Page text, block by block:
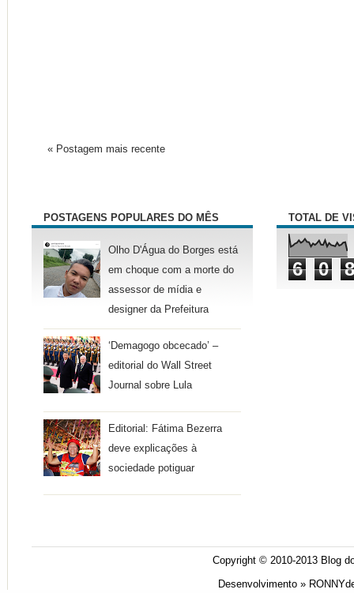
« Postagem mais recente
POSTAGENS POPULARES DO MÊS
Olho D'Água do Borges está
em choque com a morte do
assessor de mídia e
designer da Prefeitura
‘Demagogo obcecado’ –
editorial do Wall Street
Journal sobre Lula
Editorial: Fátima Bezerra
deve explicações à
sociedade potiguar
TOTAL DE
6 0 8
Copyright © 2010-2013 Blog
Desenvolvimento »